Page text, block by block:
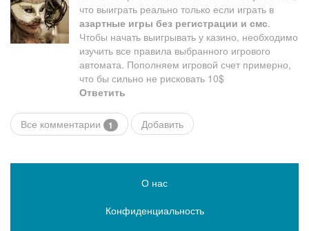
что выиграть реально только если играть в
азартные игры без регистрации и смс.
Чтобы начать выигрывать у казино, необходимо
изучить все правила выбранного игрового
автомата. Пополняем игровой счет примерно,
что бы сильно не рисковать 10$
Ответить
Все комментарии 1 Добавить
О нас
Конфиденциальность